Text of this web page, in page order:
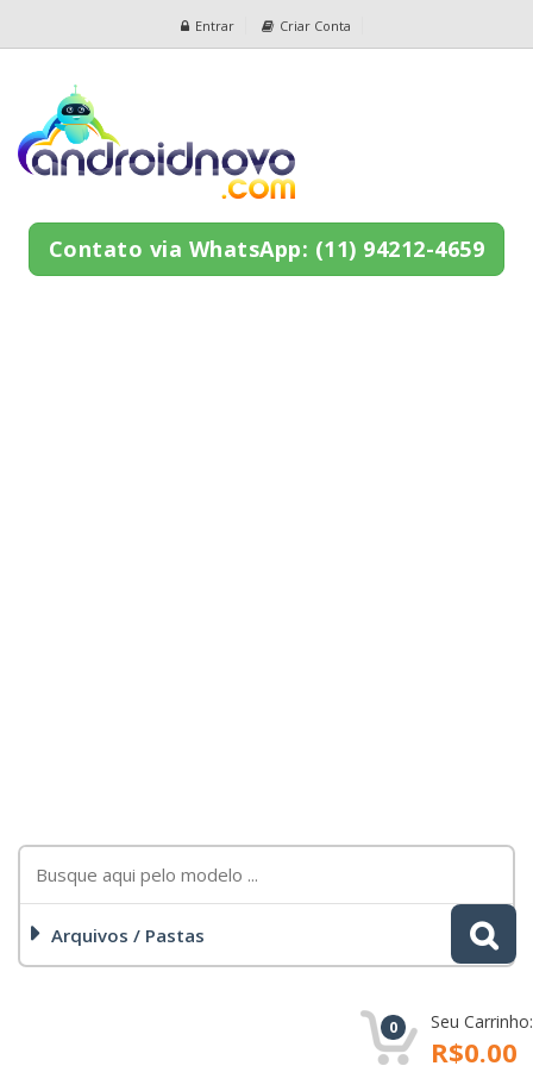
Entrar Criar Conta
Contato via WhatsApp: (11) 94212-4659
Arquivos / Pastas
0 Seu Carrinho:
R$0.00